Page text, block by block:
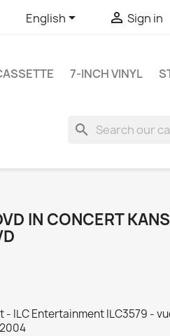
English  Sign in
7-INCH VINYL
search
IN CONCERT
- ILC Entertainment ILC3579 -